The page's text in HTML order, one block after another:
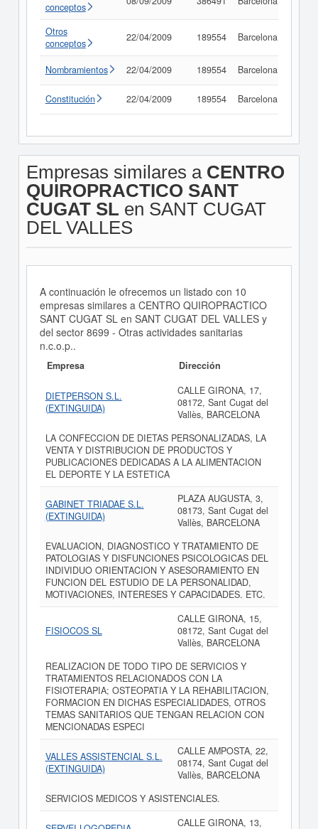
conceptos
Otros
conceptos
22/04/2009 189554 Barcelona
Nombramientos 22/04/2009 189554 Barcelona
Constitución 22/04/2009 189554 Barcelona
Empresas similares a CENTRO
QUIROPRACTICO SANT
CUGAT SL en SANT CUGAT
DEL VALLES
A continuación le ofrecemos un listado con 10
empresas similares a CENTRO QUIROPRACTICO
SANT CUGAT SL en SANT CUGAT DEL VALLES y
del sector 8699 - Otras actividades sanitarias
n.c.o.p..
Empresa Dirección
DIETPERSON S.L.
(EXTINGUIDA)
CALLE GIRONA, 17,
08172, Sant Cugat del
Vallès, BARCELONA
LA CONFECCION DE DIETAS PERSONALIZADAS, LA
VENTA Y DISTRIBUCION DE PRODUCTOS Y
PUBLICACIONES DEDICADAS A LA ALIMENTACION
EL DEPORTE Y LA ESTETICA
GABINET TRIADAE S.L.
(EXTINGUIDA)
PLAZA AUGUSTA, 3,
08173, Sant Cugat del
Vallès, BARCELONA
EVALUACION, DIAGNOSTICO Y TRATAMIENTO DE
PATOLOGIAS Y DISFUNCIONES PSICOLOGICAS DEL
INDIVIDUO ORIENTACION Y ASESORAMIENTO EN
FUNCION DEL ESTUDIO DE LA PERSONALIDAD,
MOTIVACIONES, INTERESES Y CAPACIDADES. ETC.
FISIOCOS SL
CALLE GIRONA, 15,
08172, Sant Cugat del
Vallès, BARCELONA
REALIZACION DE TODO TIPO DE SERVICIOS Y
TRATAMIENTOS RELACIONADOS CON LA
FISIOTERAPIA; OSTEOPATIA Y LA REHABILITACION,
FORMACION EN DICHAS ESPECIALIDADES, OTROS
TEMAS SANITARIOS QUE TENGAN RELACION CON
MENCIONADAS ESPECI
VALLES ASSISTENCIAL S.L.
(EXTINGUIDA)
CALLE AMPOSTA, 22,
08174, Sant Cugat del
Vallès, BARCELONA
SERVICIOS MEDICOS Y ASISTENCIALES.
CALLE GIRONA, 13,